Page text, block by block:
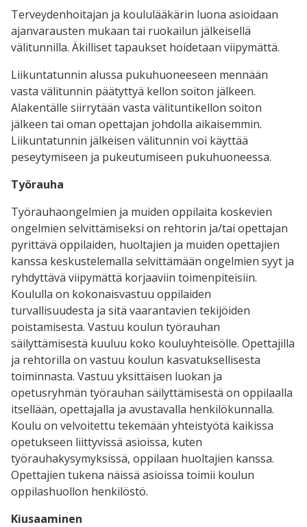
Terveydenhoitajan ja koululääkärin luona asioidaan
ajanvarausten mukaan tai ruokailun jälkeisellä
välitunnilla. Äkilliset tapaukset hoidetaan viipymättä.
Liikuntatunnin alussa pukuhuoneeseen mennään
vasta välitunnin päätyttyä kellon soiton jälkeen.
Alakentälle siirrytään vasta välituntikellon soiton
jälkeen tai oman opettajan johdolla aikaisemmin.
Liikuntatunnin jälkeisen välitunnin voi käyttää
peseytymiseen ja pukeutumiseen pukuhuoneessa.
Työrauha
Työrauhaongelmien ja muiden oppilaita koskevien
ongelmien selvittämiseksi on rehtorin ja/tai opettajan
pyrittävä oppilaiden, huoltajien ja muiden opettajien
kanssa keskustelemalla selvittämään ongelmien syyt ja
ryhdyttävä viipymättä korjaaviin toimenpiteisiin.
Koululla on kokonaisvastuu oppilaiden
turvallisuudesta ja sitä vaarantavien tekijöiden
poistamisesta. Vastuu koulun työrauhan
säilyttämisestä kuuluu koko kouluyhteisölle. Opettajilla
ja rehtorilla on vastuu koulun kasvatuksellisesta
toiminnasta. Vastuu yksittäisen luokan ja
opetusryhmän työrauhan säilyttämisestä on oppilaalla
itsellään, opettajalla ja avustavalla henkilökunnalla.
Koulu on velvoitettu tekemään yhteistyötä kaikissa
opetukseen liittyvissä asioissa, kuten
työrauhakysymyksissä, oppilaan huoltajien kanssa.
Opettajien tukena näissä asioissa toimii koulun
oppilashuollon henkilöstö.
Kiusaaminen